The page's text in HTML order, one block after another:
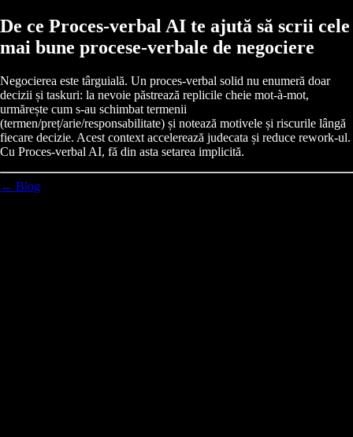
De ce Proces-verbal AI te ajută să scrii cele
mai bune procese-verbale de negociere
Negocierea este târguială. Un proces-verbal solid nu enumeră doar
decizii și taskuri: la nevoie păstrează replicile cheie mot-à-mot,
urmărește cum s-au schimbat termenii
(termen/preț/arie/responsabilitate) și notează motivele și riscurile lângă
fiecare decizie. Acest context accelerează judecata și reduce rework-ul.
Cu Proces-verbal AI, fă din asta setarea implicită.
← Blog